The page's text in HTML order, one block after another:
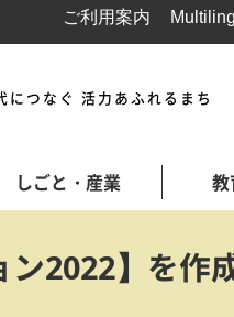
ご利用案内
につなぐ 活力あふれるまち
しごと・産業 教
ン2022】を作